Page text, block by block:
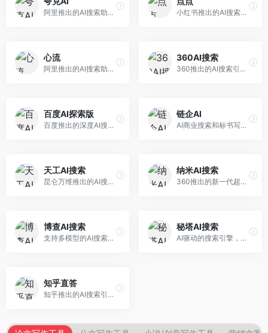
阿里推出的AI搜索助手，整合搜索与AI功能。面向年轻用户，提供智能搜索、文档处理、学习辅助等服务，与夸克生态深度整合。 小红书推出的AI搜索应用，专注于生活方式内容搜索。面向小红书用户，提供生活攻略、消费决策、内容推荐等服务，生活方式内容丰富。
心流
阿里推出的AI搜索助手，专注于智能信息获取。面向普通用户，提供智能搜索、内容整理、知识问答等服务，与阿里生态深度整合。
360AI搜索
360推出的AI搜索引擎，专注于安全智能搜索。面向普通用户，提供智能问答、网页搜索、内容整理等服务，安全防护能力强。
百度AI探索版
百度推出的深度AI搜索引擎，整合百度知识图谱。面向中文用户，提供智能问答、知识探索、内容生成等服务，知识覆盖面广。
链企AI
AI商业搜索和标书写作工具，专注于企业服务场景。面向企业用户，提供商业信息搜索、标书生成、企业分析等服务，商业信息专业。
天工AI搜索
昆仑万维推出的AI搜索引擎，整合大模型与搜索能力。面向普通用户，提供智能问答、深度搜索、内容整理等服务，中文搜索体验好。
纳米AI搜索
360推出的新一代超级AI搜索，深度整合360搜索资源。面向普通用户，提供智能问答、多模态搜索、内容生成等服务，安全可靠。
博查AI搜索
支持多模型的AI搜索引擎，整合多种大模型能力。面向AI爱好者，提供多模型搜索、答案对比、深度分析等服务，模型选择灵活。
秘塔AI搜索
AI驱动的搜索引擎，专注于无广告直达结果。面向研究者和信息获取需求者，提供深度搜索、来源标注、答案整理等服务，搜索结果干净准确，信息可信度高。
知乎直答
知乎推出的AI搜索引擎，专注于知识问答场景。面向知识获取者，提供知乎内容搜索、智能问答、知识整理等服务，专业知识丰富。